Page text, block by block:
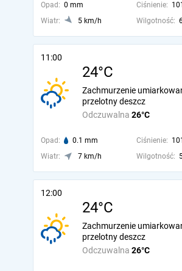
Opad: 0 mm Ciśnienie:
Wiatr:
5 km/h Wilgotność:
11:00
24°C
Odczuwalna 26°C
Zachmurzenie
przelotny deszcz
Opad: 0.1 mm Ciśnienie:
Wiatr:
7 km/h Wilgotność:
12:00
24°C
Odczuwalna 26°C
Zachmurzenie
przelotny deszcz